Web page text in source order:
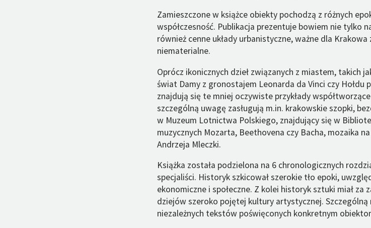
Zamieszczone w książce obiekty pochodzą z różnych
współczesność. Publikacja prezentuje bowiem nie tylko
również cenne układy urbanistyczne, ważne dla
niematerialne.
Oprócz ikonicznych dzieł związanych z miastem, takich
świat Damy z gronostajem Leonarda da Vinci czy Hołdu
znajdują się te mniej oczywiste przykłady
szczególną uwagę zasługują m.in. krakowskie szopki,
w Muzeum Lotnictwa Polskiego, znajdujący się w
muzycznych Mozarta, Beethovena czy Bacha, mozaika
Andrzeja Mleczki.
Książka została podzielona na 6 chronologicznych
specjaliści. Historyk szkicował szerokie tło epoki,
ekonomiczne i społeczne. Z kolei historyk sztuki miał za
dziejów szeroko pojętej kultury artystycznej. Szczególną
niezależnych tekstów poświęconych konkretnym